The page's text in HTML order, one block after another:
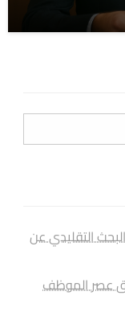
التقليدي عن
عصر الموظف